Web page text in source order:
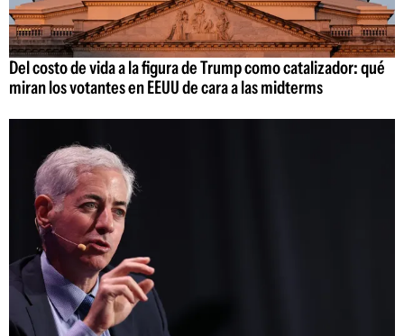
Del costo de vida a la figura de Trump como catalizador: qué
miran los votantes en EEUU de cara a las midterms